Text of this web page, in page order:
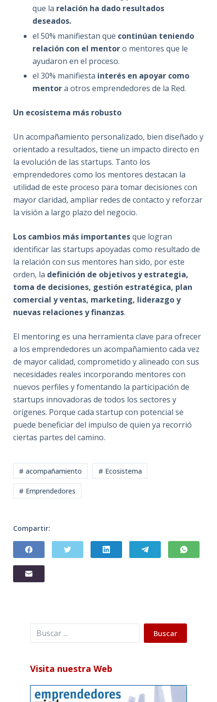
que la relación ha dado resultados
deseados.
el 50% manifiestan que continúan teniendo
relación con el mentoro mentores que le
ayudaron en el proceso.
el 30% manifiesta interés en apoyar como
mentora otros emprendedores de la Red.
Un ecosistema más robusto
Un acompañamiento personalizado, bien diseñado y
orientado a resultados, tiene un impacto directo en
la evolución de las startups. Tanto los
emprendedores como los mentores destacan la
utilidad de este proceso para tomar decisiones con
mayor claridad, ampliar redes de contacto y reforzar
la visión a largo plazo del negocio.
Los cambios más importantesque logran
identificar las startups apoyadas como resultado de
la relación con sus mentores han sido, por este
orden, la definición de objetivos y estrategia,
toma de decisiones, gestión estratégica, plan
comercial y ventas, marketing, liderazgo y
nuevas relaciones y finanzas.
El mentoring es una herramienta clave para ofrecer
a los emprendedores un acompañamiento cada vez
de mayor calidad, comprometido y alineado con sus
necesidades reales incorporando mentores con
nuevos perfiles y fomentando la participación de
startups innovadoras de todos los sectores y
orígenes. Porque cada startup con potencial se
puede beneficiar del impulso de quien ya recorrió
ciertas partes del camino.
# acompañamiento # Ecosistema
# Emprendedores
Compartir:
Buscar Buscar
Visita nuestra Web